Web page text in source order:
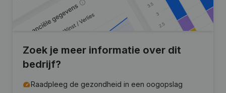
Zoek je meer informatie over dit
bedrijf?
Raadpleeg de gezondheid in een oogopslag